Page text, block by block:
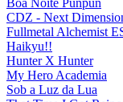
CDZ - Next
Fullmetal Alchemist
Haikyu!!
Hunter X Hunter
My Hero Academia
Sob a Luz da Lua